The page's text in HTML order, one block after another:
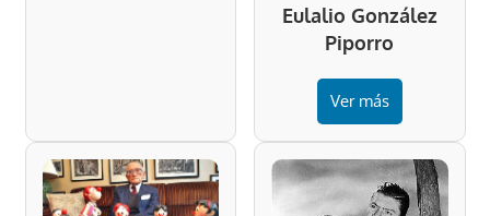
Eulalio González
Piporro
Ver más